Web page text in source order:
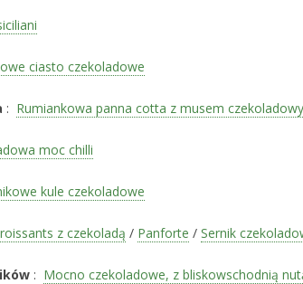
ciasto czekoladowe
: Rumiankowa panna cotta z musem
moc chilli
kule czekoladowe
z czekoladą / Panforte / Sernik
: Mocno czekoladowe, z bliskowschodnią